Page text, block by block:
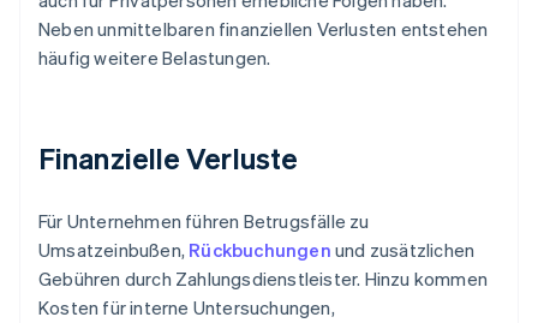
Neben unmittelbaren finanziellen Verlusten entstehen
häufig weitere Belastungen.
Finanzielle Verluste
Für Unternehmen führen Betrugsfälle zu
Umsatzeinbußen, Rückbuchungen und zusätzlichen
Gebühren durch Zahlungsdienstleister. Hinzu kommen
Kosten für interne Untersuchungen,